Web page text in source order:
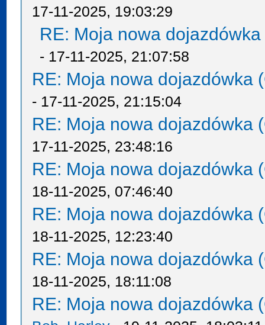
17-11-2025, 19:03:29
RE: Moja nowa
- 17-11-2025, 21:07:58
RE: Moja nowa dojazdówka
- 17-11-2025, 21:15:04
RE: Moja nowa dojazdówka
17-11-2025, 23:48:16
RE: Moja nowa dojazdówka
18-11-2025, 07:46:40
RE: Moja nowa dojazdówka
18-11-2025, 12:23:40
RE: Moja nowa dojazdówka
18-11-2025, 18:11:08
RE: Moja nowa dojazdówka